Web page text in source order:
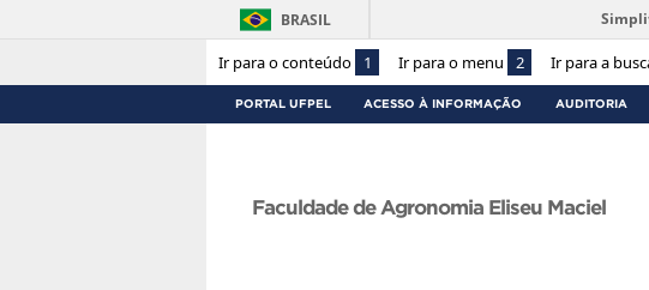
Ir para o conteúdo 1 Ir para o menu 2 Ir para a
BRASIL
PORTAL UFPEL ACESSO À INFORMAÇÃO AUDITORIA
Faculdade de Agronomia Eliseu Maciel